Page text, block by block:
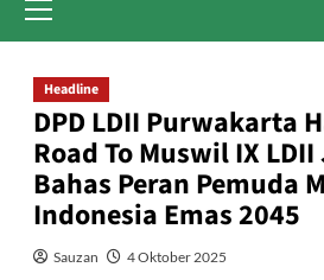
Menu
Headline
DPD LDII Purwakarta
Road To Muswil IX
Bahas Peran Pemuda
Indonesia Emas 2045
Sauzan 4 Oktober 2025